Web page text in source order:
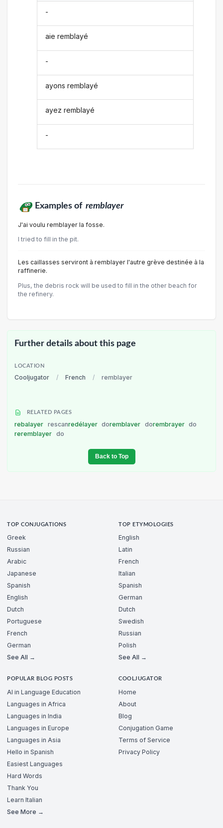
-
aie remblayé
-
ayons remblayé
ayez remblayé
-
Examples of remblayer
J'ai voulu remblayer la fosse.
I tried to fill in the pit.
Les caillasses serviront à remblayer l'autre grève destinée à la
raffinerie.
Plus, the debris rock will be used to fill in the other beach for
the refinery.
Further details about this page
LOCATION
Cooljugator / French / remblayer
RELATED PAGES
rebalayer rescanredélayer doremblaver dorembrayer do
reremblayer do
Back to Top
TOP CONJUGATIONS
Greek
Russian
Arabic
Japanese
Spanish
English
Dutch
Portuguese
French
German
See All →
TOP ETYMOLOGIES
English
Latin
French
Italian
Spanish
German
Dutch
Swedish
Russian
Polish
See All →
POPULAR BLOG POSTS
AI in Language Education
Languages in Africa
Languages in India
Languages in Europe
Languages in Asia
Hello in Spanish
Easiest Languages
Hard Words
Thank You
Learn Italian
See More →
COOLJUGATOR
Home
About
Blog
Conjugation Game
Terms of Service
Privacy Policy